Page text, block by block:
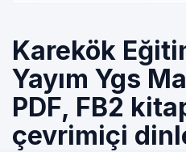
Karekök
Yayım Ygs
PDF, FB2
çevrimiçi